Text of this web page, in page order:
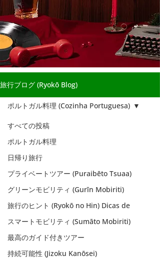
旅行ブログ (Ryokō Blog)
すべての投稿
ポルトガル料理
日帰り旅行
プライベートツアー (Puraibēto Tsuaa)
グリーンモビリティ (Gurīn Mobiriti)
旅行のヒント (Ryokō no Hin) Dicas de
スマートモビリティ (Sumāto Mobiriti)
最高のガイド付きツアー
持続可能性 (Jizoku Kanōsei)
ポルトガル料理 (Cozinha Portuguesa)